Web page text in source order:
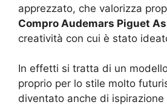
apprezzato, che valorizza
Compro Audemars Piguet
creatività con cui è stato
In effetti si tratta di un
proprio per lo stile molto
diventato anche di